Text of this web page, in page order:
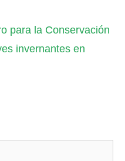
para la Conservación
invernantes en